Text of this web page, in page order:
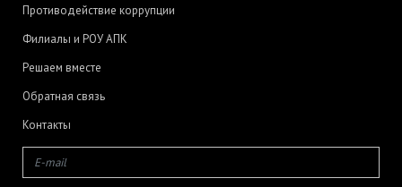
Противодействие коррупции
Филиалы и РОУ АПК
Решаем вместе
Обратная связь
Контакты